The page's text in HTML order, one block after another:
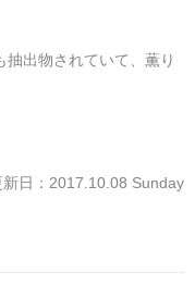
出物されていて、薫り
新日：2017.10.08 Sunday